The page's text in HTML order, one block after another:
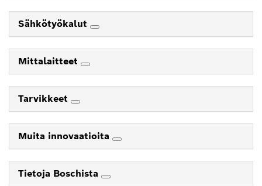
Sähkötyökalut
Mittalaitteet
Tarvikkeet
Muita innovaatioita
Tietoja Boschista